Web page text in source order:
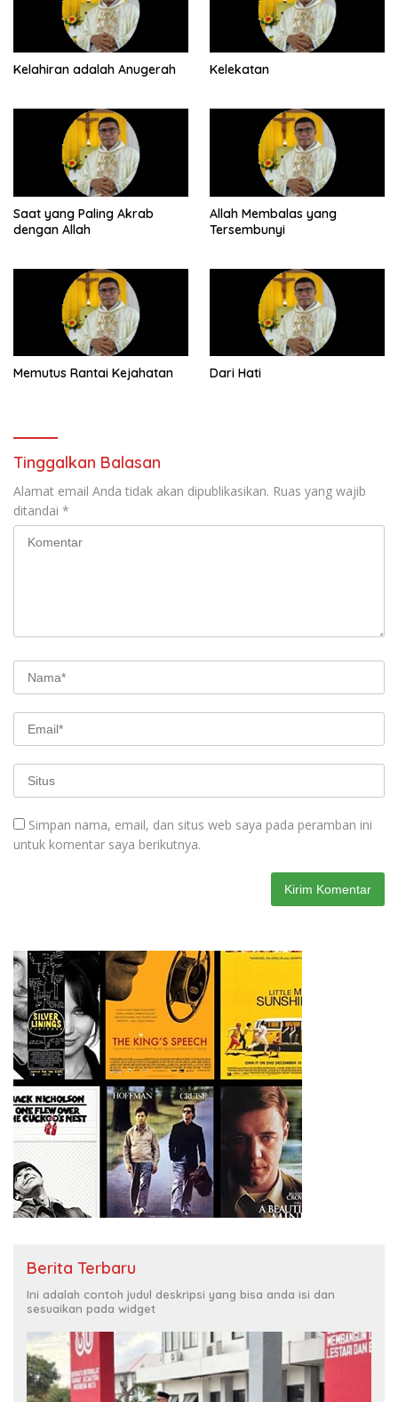
Kelahiran adalah Anugerah Kelekatan
Saat yang Paling Akrab
dengan Allah
Allah Membalas yang
Tersembunyi
Memutus Rantai Kejahatan Dari Hati
Tinggalkan Balasan
Alamat email Anda tidak akan dipublikasikan. Ruas yang wajib
ditandai *
Simpan nama, email, dan situs web saya pada peramban ini
untuk komentar saya berikutnya.
Berita Terbaru
Ini adalah contoh judul deskripsi yang bisa anda isi dan
sesuaikan pada widget